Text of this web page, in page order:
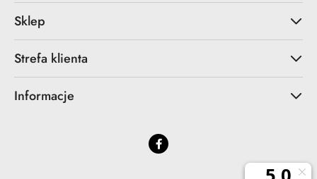
Sklep
Strefa klienta
Informacje